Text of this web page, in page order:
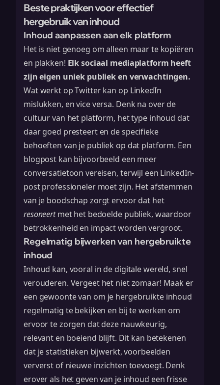
Beste praktijken voor effectief
hergebruik van inhoud
Inhoud aanpassen aan elk platform
Het is niet genoeg om alleen maar te kopiëren
en plakken! Elk sociaal mediaplatform heeft
zijn eigen uniek publiek en verwachtingen.
Wat werkt op Twitter kan op LinkedIn
mislukken, en vice versa. Denk na over de
cultuur van het platform, het type inhoud dat
daar goed presteert en de specifieke
behoeften van je publiek op dat platform. Een
blogpost kan bijvoorbeeld een meer
conversatietoon vereisen, terwijl een LinkedIn-
post professioneler moet zijn. Het afstemmen
van je boodschap zorgt ervoor dat het
resoneertmet het bedoelde publiek, waardoor
betrokkenheid en impact worden vergroot.
Regelmatig bijwerken van hergebruikte
inhoud
Inhoud kan, vooral in de digitale wereld, snel
verouderen. Vergeet het niet zomaar! Maak er
een gewoonte van om je hergebruikte inhoud
regelmatig te bekijken en bij te werken om
ervoor te zorgen dat deze nauwkeurig,
relevant en boeiend blijft. Dit kan betekenen
dat je statistieken bijwerkt, voorbeelden
ververst of nieuwe inzichten toevoegt. Denk
erover als het geven van je inhoud een frisse